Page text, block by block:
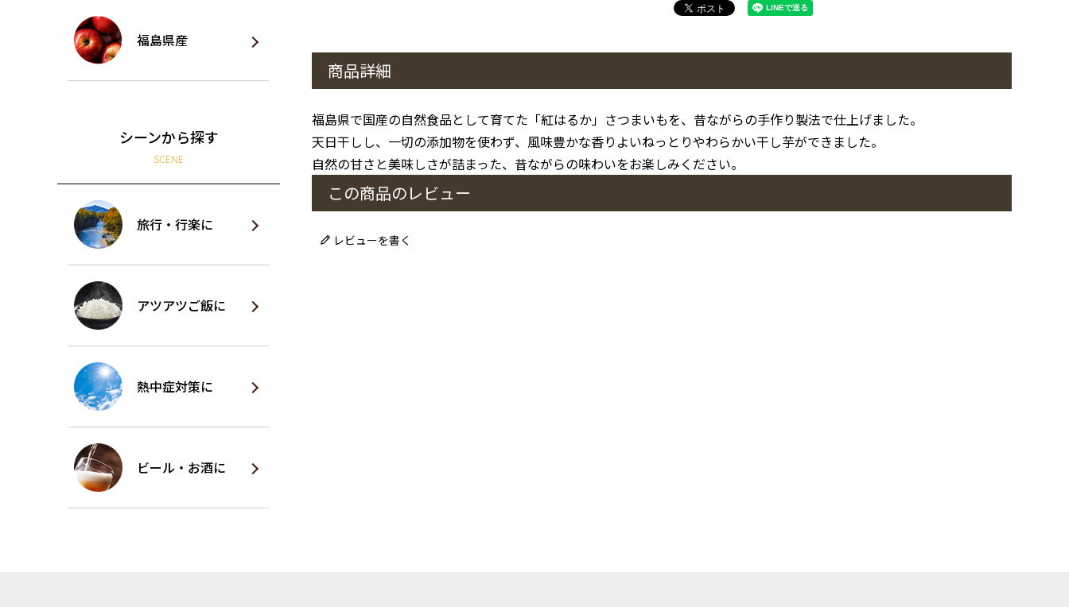
福島県産
シーンから探す
SCENE
旅行・行楽に
アツアツご飯に
熱中症対策に
ビール・お酒に
商品詳細
福島県で国産の自然食品として育てた「紅はるか」さつまいもを、昔ながらの手作り製法で仕上げました。
天日干しし、一切の添加物を使わず、風味豊かな香りよいねっとりやわらかい干し芋ができました。
自然の甘さと美味しさが詰まった、昔ながらの味わいをお楽しみください。
この商品のレビュー
レビューを書く